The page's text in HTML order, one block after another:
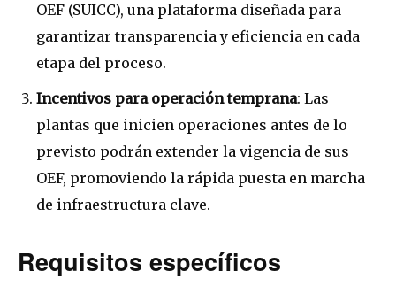
OEF (SUICC), una plataforma diseñada para
garantizar transparencia y eficiencia en cada
etapa del proceso.
Incentivos para operación temprana: Las
plantas que inicien operaciones antes de lo
previsto podrán extender la vigencia de sus
OEF, promoviendo la rápida puesta en marcha
de infraestructura clave.
Requisitos específicos